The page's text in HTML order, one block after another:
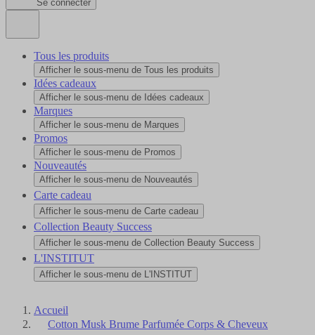
Se connecter
Tous les produits
Afficher le sous-menu de Tous les produits
Idées cadeaux
Afficher le sous-menu de Idées cadeaux
Marques
Afficher le sous-menu de Marques
Promos
Afficher le sous-menu de Promos
Nouveautés
Afficher le sous-menu de Nouveautés
Carte cadeau
Afficher le sous-menu de Carte cadeau
Collection Beauty Success
Afficher le sous-menu de Collection Beauty Success
L'INSTITUT
Afficher le sous-menu de L'INSTITUT
Accueil
Cotton Musk Brume Parfumée Corps & Cheveux